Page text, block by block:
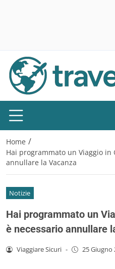
Home /
Hai programmato un Viaggio in
annullare la Vacanza
Notizie
Hai programmato un
è necessario annullare
Viaggiare Sicuri - 25 Giugno